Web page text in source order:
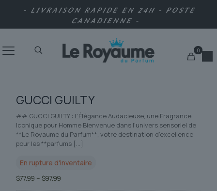
- LIVRAISON RAPIDE EN 24H - POSTE
CANADIENNE -
0
GUCCI GUILTY
## GUCCI GUILTY : L’Élégance Audacieuse, une Fragrance
Iconique pour Homme Bienvenue dans l’univers sensoriel de
**Le Royaume du Parfum**, votre destination d’excellence
pour les **parfums […]
En rupture d'inventaire
$77.99 – $97.99Plage